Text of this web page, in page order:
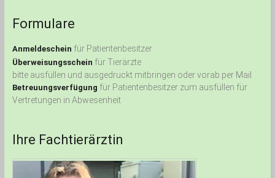
Formulare
Anmeldeschein für Patientenbesitzer
Überweisungsschein für Tierärzte
bitte ausfüllen und ausgedruckt mitbringen oder vorab per Mail
Betreuungsverfügung für Patientenbesitzer zum ausfüllen für
Vertretungen in Abwesenheit
Ihre Fachtierärztin